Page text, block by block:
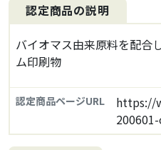
認定商品の説明
バイオマス由来原料を配合
ム印刷物
認定商品ページURL
https://